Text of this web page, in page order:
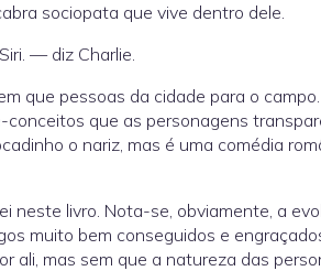
sociopata que vive dentro dele.
— diz Charlie.
que pessoas da cidade para o
conceitos que as personagens
o nariz, mas é uma comédia
neste livro. Nota-se, obviamente, a
muito bem conseguidos e
ali, mas sem que a natureza das